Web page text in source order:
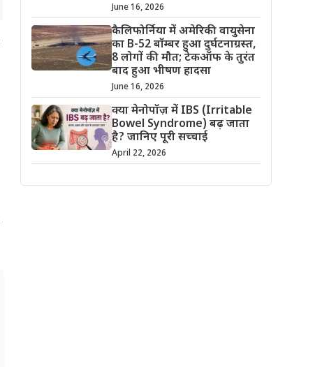
June 16, 2026
कैलिफोर्निया में अमेरिकी वायुसेना
का B-52 बॉम्बर हुआ दुर्घटनाग्रस्त,
8 लोगों की मौत; टेकऑफ के तुरंत
बाद हुआ भीषण हादसा
June 16, 2026
क्या मेनोपॉज़ में IBS (Irritable
Bowel Syndrome) बढ़ जाता
है? जानिए पूरी सच्चाई
April 22, 2026